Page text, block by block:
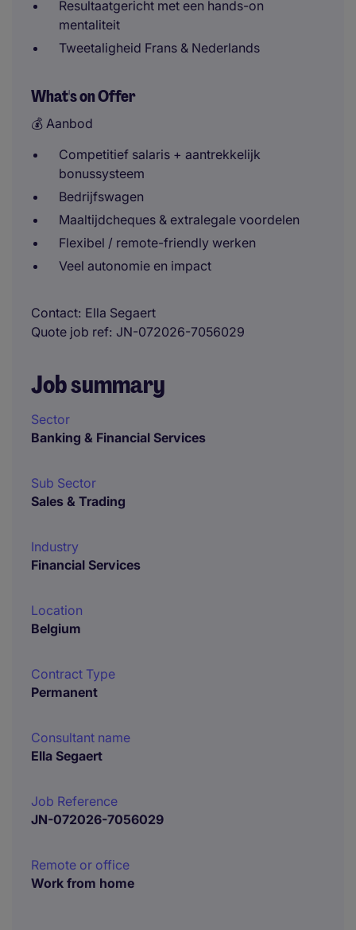
Resultaatgericht met een hands-on
mentaliteit
Tweetaligheid Frans & Nederlands
What's on Offer
💰 Aanbod
Competitief salaris + aantrekkelijk
bonussysteem
Bedrijfswagen
Maaltijdcheques & extralegale voordelen
Flexibel / remote-friendly werken
Veel autonomie en impact
Contact Ella Segaert
Quote job ref JN-072026-7056029
Job summary
Sector
Banking & Financial Services
Sub Sector
Sales & Trading
Industry
Financial Services
Location
Belgium
Contract Type
Permanent
Consultant name
Ella Segaert
Job Reference
JN-072026-7056029
Remote or office
Work from home